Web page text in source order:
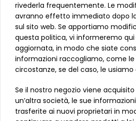
rivederla frequentemente. Le
avranno effetto immediato dopo
sul sito web. Se apportiamo
questa politica, vi informeremo
aggiornata, in modo che siate
informazioni raccogliamo, come le
circostanze, se del caso, le
Se il nostro negozio viene
un’altra società, le sue
trasferite ai nuovi proprietari in